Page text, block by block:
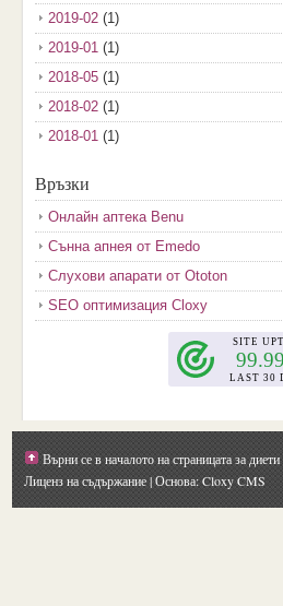
2019-02(1)
2019-01(1)
2018-05(1)
2018-02(1)
2018-01(1)
2017-11
2017-10(3)
2017-08(3)
2017-07(1)
2017-06(2)
2017-02(2)
2017-01(1)
2016-09(1)
Връзки
Онлайн аптека Benu
Сънна апнея от Emedo
Слухови апарати от Ototon
SEO оптимизация Cloxy
Върни се в началото на страницата за
Лиценз на съдържание| Основа: Cloxy CMS